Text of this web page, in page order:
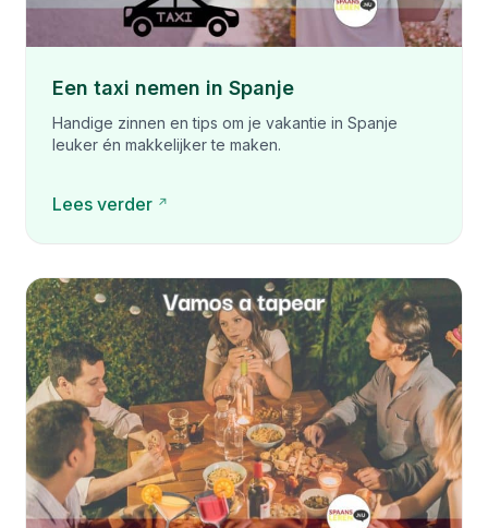
Een taxi nemen in Spanje
Handige zinnen en tips om je vakantie in Spanje
leuker én makkelijker te maken.
Lees verder